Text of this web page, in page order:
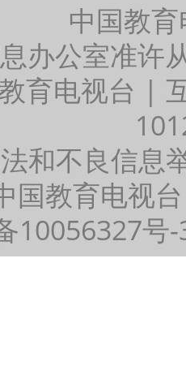
中国教
办公室准许
育电视台 |
和不良信息
国教育电视
10056327号